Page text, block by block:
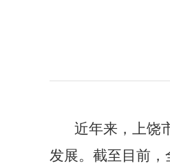
近年来，上饶
发展。截至目前